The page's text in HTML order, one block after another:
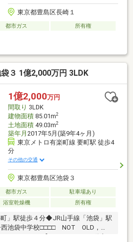
東京都豊島区長崎１
都市ガス
所有権
３ 1億2,000万円 3LDK
1億2,000万円
間取り 3LDK
建物面積85.01m2
土地面積49.03m2
築年月 2017年5月(築9年4ヶ月)
東京メトロ有楽町線 要町駅 徒歩4
分
その他の交通
東京都豊島区池袋３
都市ガス
駐車場あり
浴室乾燥機 所有権
」駅徒歩４分◆JR山手線「池袋」駅
池袋中学校□□□□ NOT OLD，